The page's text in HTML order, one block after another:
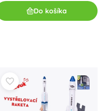
Do košíka